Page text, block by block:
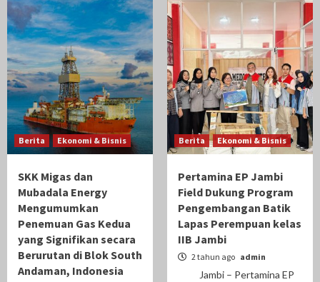
Berita Ekonomi & Bisnis
SKK Migas dan
Mubadala Energy
Mengumumkan
Penemuan Gas Kedua
yang Signifikan secara
Berurutan di Blok South
Andaman, Indonesia
Berita Ekonomi & Bisnis
Pertamina EP Jambi
Field Dukung Program
Pengembangan Batik
Lapas Perempuan kelas
IIB Jambi
2 tahun ago admin
Jambi – Pertamina EP